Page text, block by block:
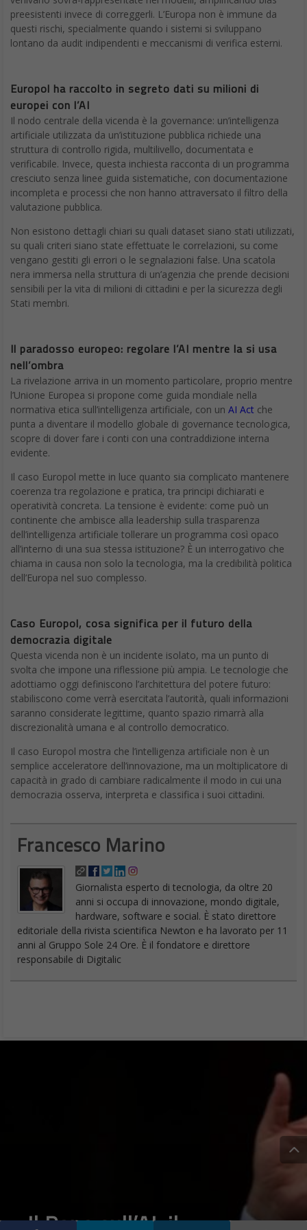
preesistenti invece di correggerli. L’Europa non è immune da
questi rischi, specialmente quando i sistemi si sviluppano
lontano da audit indipendenti e meccanismi di verifica esterni.
Europol ha raccolto in segreto dati su milioni di
europei con l’AI
Il nodo centrale della vicenda è la governance: un’intelligenza
artificiale utilizzata da un’istituzione pubblica richiede una
struttura di controllo rigida, multilivello, documentata e
verificabile. Invece, questa inchiesta racconta di un programma
cresciuto senza linee guida sistematiche, con documentazione
incompleta e processi che non hanno attraversato il filtro della
valutazione pubblica.
Non esistono dettagli chiari su quali dataset siano stati utilizzati,
su quali criteri siano state effettuate le correlazioni, su come
vengano gestiti gli errori o le segnalazioni false. Una scatola
nera immersa nella struttura di un’agenzia che prende decisioni
sensibili per la vita di milioni di cittadini e per la sicurezza degli
Stati membri.
Il paradosso europeo: regolare l’AI mentre la si usa
nell’ombra
La rivelazione arriva in un momento particolare, proprio mentre
l’Unione Europea si propone come guida mondiale nella
normativa etica sull’intelligenza artificiale, con un AI Act che
punta a diventare il modello globale di governance tecnologica,
scopre di dover fare i conti con una contraddizione interna
evidente.
Il caso Europol mette in luce quanto sia complicato mantenere
coerenza tra regolazione e pratica, tra principi dichiarati e
operatività concreta. La tensione è evidente: come può un
continente che ambisce alla leadership sulla trasparenza
dell’intelligenza artificiale tollerare un programma così opaco
all’interno di una sua stessa istituzione? È un interrogativo che
chiama in causa non solo la tecnologia, ma la credibilità politica
dell’Europa nel suo complesso.
Caso Europol, cosa significa per il futuro della
democrazia digitale
Questa vicenda non è un incidente isolato, ma un punto di
svolta che impone una riflessione più ampia. Le tecnologie che
adottiamo oggi definiscono l’architettura del potere futuro:
stabiliscono come verrà esercitata l’autorità, quali informazioni
saranno considerate legittime, quanto spazio rimarrà alla
discrezionalità umana e al controllo democratico.
Il caso Europol mostra che l’intelligenza artificiale non è un
semplice acceleratore dell’innovazione, ma un moltiplicatore di
capacità in grado di cambiare radicalmente il modo in cui una
democrazia osserva, interpreta e classifica i suoi cittadini.
Francesco Marino
Giornalista esperto di tecnologia, da oltre 20
anni si occupa di innovazione, mondo digitale,
hardware, software e social. È stato direttore
editoriale della rivista scientifica Newton e ha lavorato per 11
anni al Gruppo Sole 24 Ore. È il fondatore e direttore
responsabile di Digitalic